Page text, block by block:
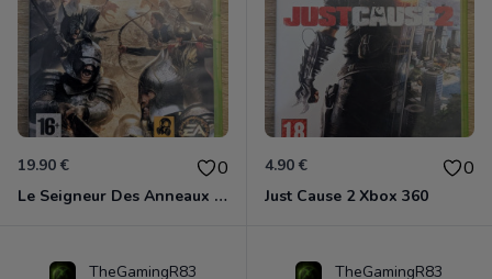
19.90 € 0
Le Seigneur Des Anneaux - L'âge Des Conquêtes Xbox 360
4.90 € 0
Just Cause 2 Xbox 360
TheGamingR83 TheGamingR83